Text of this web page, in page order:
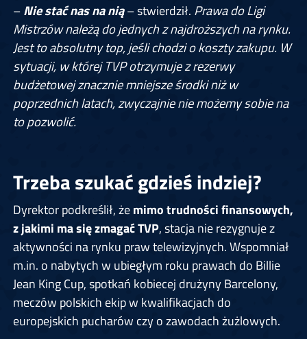
–Nie stać nas na nią– stwierdził. Prawa do Ligi
Mistrzów należą do jednych z najdroższych na rynku.
Jest to absolutny top, jeśli chodzi o koszty zakupu. W
sytuacji, w której TVP otrzymuje z rezerwy
budżetowej znacznie mniejsze środki niż w
poprzednich latach, zwyczajnie nie możemy sobie na
to pozwolić.
Trzeba szukać gdzieś indziej?
Dyrektor podkreślił, żemimo trudności finansowych,
z jakimi ma się zmagać TVP, stacja nie rezygnuje z
aktywności na rynku praw telewizyjnych. Wspomniał
m.in. o nabytych w ubiegłym roku prawach do Billie
Jean King Cup, spotkań kobiecej drużyny Barcelony,
meczów polskich ekip w kwalifikacjach do
europejskich pucharów czy o zawodach żużlowych.